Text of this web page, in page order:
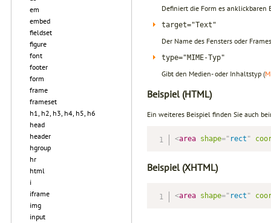
em
embed
fieldset
figure
font
footer
form
frame
frameset
h1, h2, h3, h4, h5, h6
head
header
hgroup
hr
html
i
iframe
img
input
Definiert die Form es anklickbaren
target="Text"
Der Name des Fensters oder
type="MIME-Typ"
Gibt den Medien- oder Inhaltstyp (
Beispiel (HTML)
Ein weiteres Beispiel finden Sie auch
<area shape=" rect "
Beispiel (XHTML)
<area shape=" rect "